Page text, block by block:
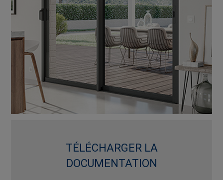
TÉLÉCHARGER LA
DOCUMENTATION